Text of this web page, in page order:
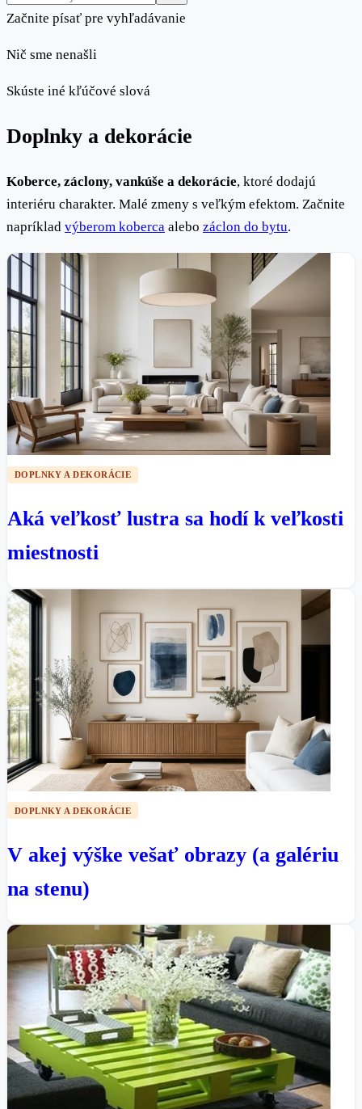
Začnite písať pre vyhľadávanie
Nič sme nenašli
Skúste iné kľúčové slová
Doplnky a dekorácie
Koberce, záclony, vankúše a dekorácie, ktoré dodajú
interiéru charakter. Malé zmeny s veľkým efektom. Začnite
napríklad výberom koberca alebo záclon do bytu.
DOPLNKY A DEKORÁCIE
Aká veľkosť lustra sa hodí k veľkosti
miestnosti
DOPLNKY A DEKORÁCIE
V akej výške vešať obrazy (a galériu
na stenu)